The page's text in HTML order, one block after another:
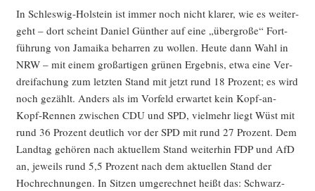
In Schles­wig-Hol­stein ist immer noch nicht kla­rer, wie es wei­ter­
geht – dort scheint Dani­el Gün­ther auf eine „über­gro­ße“ Fort­
füh­rung von Jamai­ka behar­ren zu wol­len. Heu­te dann Wahl in
NRW – mit einem groß­ar­ti­gen grü­nen Ergeb­nis, etwa eine Ver­
drei­fa­chung zum letz­ten Stand mit jetzt rund 18 Pro­zent; es wird
noch gezählt. Anders als im Vor­feld erwar­tet kein Kopf-an-
Kopf-Ren­nen zwi­schen CDU und SPD, viel­mehr liegt Wüst mit
rund 36 Pro­zent deut­lich vor der SPD mit rund 27 Pro­zent. Dem
Land­tag gehö­ren nach aktu­el­lem Stand wei­ter­hin FDP und AfD
an, jeweils rund 5,5 Pro­zent nach dem aktu­el­len Stand der
Hoch­rech­nun­gen. In Sit­zen umge­rech­net heißt das: Schwarz-